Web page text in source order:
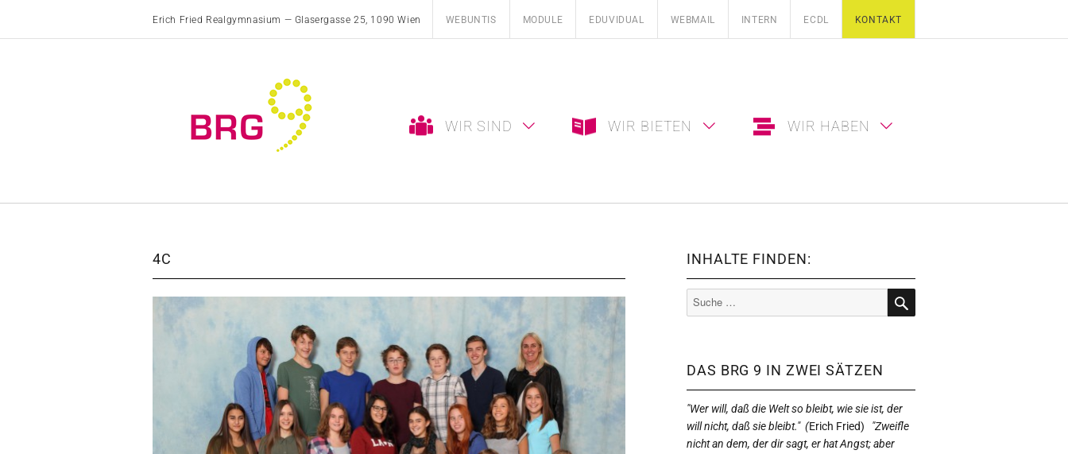
Erich Fried Realgymnasium — Glasergasse 25, 1090 Wien WEBUNTIS MODULE EDUVIDUAL WEBMAIL INTERN ECDL KONTAKT
WIR SIND WIR BIETEN WIR HABEN
4C INHALTE FINDEN:
Suche
nach:
SUCHE
DAS BRG 9 IN ZWEI SÄTZEN
"Wer will, daß die Welt so bleibt, wie sie ist, der
will nicht, daß sie bleibt." (Erich Fried)
"Zweifle
nicht an dem, der dir sagt, er hat Angst; aber